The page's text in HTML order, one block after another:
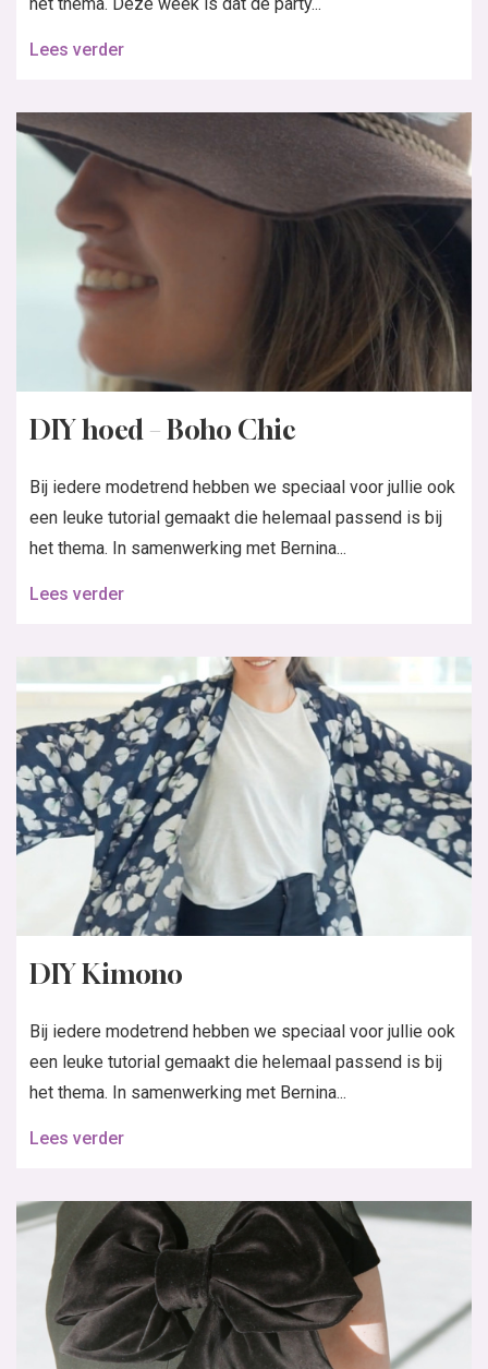
Lees verder
DIY hoed – Boho Chic
Bij iedere modetrend hebben we speciaal voor jullie ook
een leuke tutorial gemaakt die helemaal passend is bij
het thema. In samenwerking met Bernina...
Lees verder
DIY Kimono
Bij iedere modetrend hebben we speciaal voor jullie ook
een leuke tutorial gemaakt die helemaal passend is bij
het thema. In samenwerking met Bernina...
Lees verder